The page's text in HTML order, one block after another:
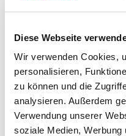
Diese Webseite
Wir verwenden Cookies,
personalisieren,
zu können und die
analysieren. Außerdem
Verwendung unserer
soziale Medien, Werbung